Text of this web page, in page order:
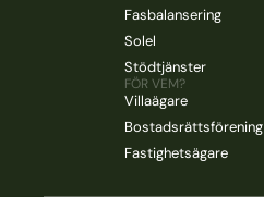
Fasbalansering
Solel
Stödtjänster
FÖR VEM?
Villaägare
Bostadsrättsförening
Fastighetsägare